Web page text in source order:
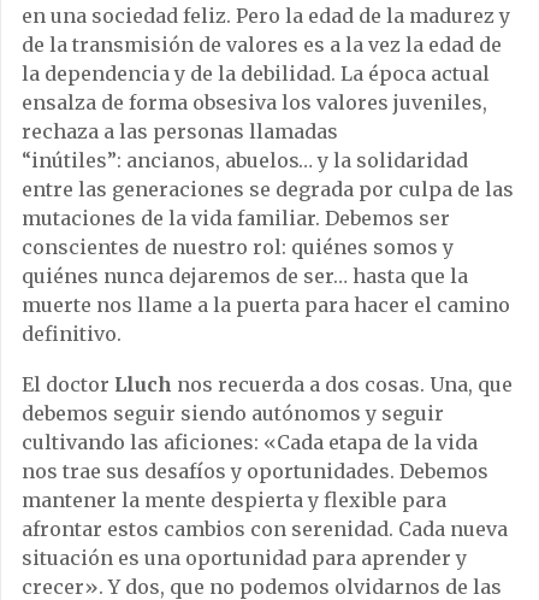
en una sociedad feliz. Pero la edad de la madurez y
de la transmisión de valores es a la vez la edad de
la dependencia y de la debilidad. La época actual
ensalza de forma obsesiva los valores juveniles,
rechaza a las personas llamadas
“inútiles”: ancianos, abuelos… y la solidaridad
entre las generaciones se degrada por culpa de las
mutaciones de la vida familiar. Debemos ser
conscientes de nuestro rol: quiénes somos y
quiénes nunca dejaremos de ser… hasta que la
muerte nos llame a la puerta para hacer el camino
definitivo.
El doctor Lluch nos recuerda a dos cosas. Una, que
debemos seguir siendo autónomos y seguir
cultivando las aficiones: «Cada etapa de la vida
nos trae sus desafíos y oportunidades. Debemos
mantener la mente despierta y flexible para
afrontar estos cambios con serenidad. Cada nueva
situación es una oportunidad para aprender y
crecer». Y dos, que no podemos olvidarnos de las